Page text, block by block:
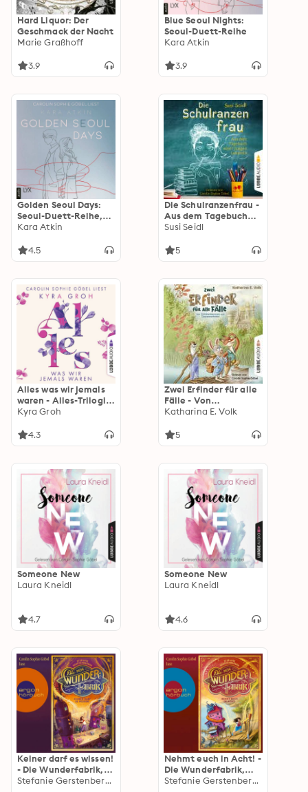
Hard Liquor: Der
Geschmack der Nacht
Marie Graßhoff
3.9
Blue Seoul Nights:
Seoul-Duett-Reihe
Kara Atkin
3.9
Golden Seoul Days:
Seoul-Duett-Reihe,
Teil 2
Kara Atkin
4.5
Die Schulranzenfrau -
Aus dem Tagebuch
einer jungen Lehrerin
Susi Seidl
5
Alles was wir jemals
waren - Alles-Trilogie,
Teil 3
Kyra Groh
4.3
Zwei Erfinder für alle
Fälle - Von
Törtchenkanonen und
(Ungekürzt)
Katharina E. Volk
5
Someone New
Laura Kneidl
4.7
Someone New
Laura Kneidl
4.6
Keiner darf es wissen!
- Die Wunderfabrik,
Band 1 (Ungekürzte Stefanie Gerstenberger
Nehmt euch in Acht! -
Die Wunderfabrik,
Band 2 (Ungekürzte Stefanie Gerstenberger